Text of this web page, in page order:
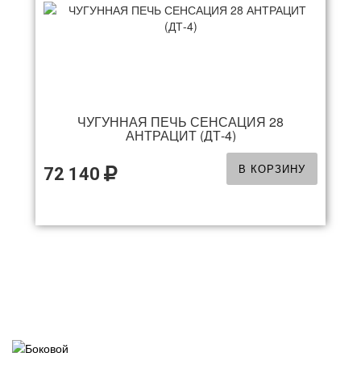
ЧУГУННАЯ ПЕЧЬ СЕНСАЦИЯ 28
АНТРАЦИТ (ДТ-4)
72 140 В КОРЗИНУ